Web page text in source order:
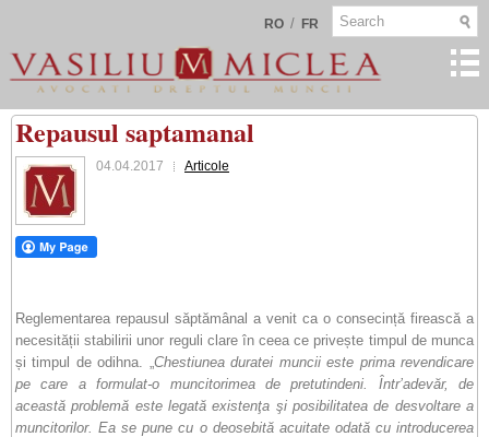
RO / FR
Repausul saptamanal
04.04.2017 Articole
Reglementarea repausul săptămânal a venit ca o consecință firească a
necesității stabilirii unor reguli clare în ceea ce privește timpul de munca
și timpul de odihna. „Chestiunea duratei muncii este prima revendicare
pe care a formulat-o muncitorimea de pretutindeni. Într’adevăr, de
această problemă este legată existenţa şi posibilitatea de desvoltare a
muncitorilor. Ea se pune cu o deosebită acuitate odată cu introducerea